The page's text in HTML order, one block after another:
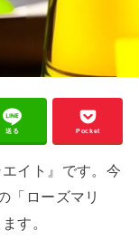
送る Pocket
イト』です。今
「ローズマリ
す。